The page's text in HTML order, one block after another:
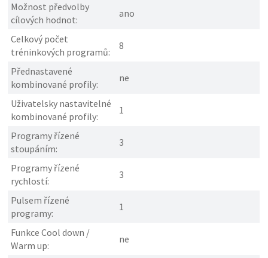
Možnost předvolby
cílových hodnot:
ano
Celkový počet
tréninkových programů:
8
Přednastavené
kombinované profily:
ne
Uživatelsky nastavitelné
kombinované profily:
1
Programy řízené
stoupáním:
3
Programy řízené
rychlostí:
3
Pulsem řízené
programy:
1
Funkce Cool down /
Warm up:
ne